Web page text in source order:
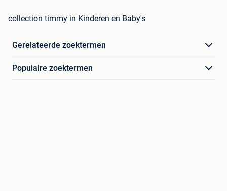
collection timmy in Kinderen en Baby's
Gerelateerde zoektermen
Populaire zoektermen